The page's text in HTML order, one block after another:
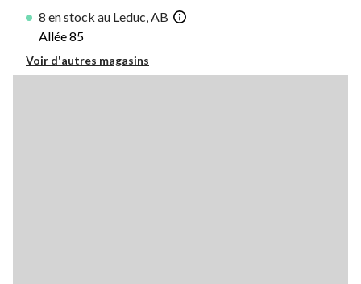
8 en stock au Leduc, AB
Allée 85
Voir d'autres magasins